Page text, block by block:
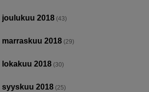
joulukuu 2018 (43)
marraskuu 2018 (29)
lokakuu 2018 (30)
syyskuu 2018 (25)